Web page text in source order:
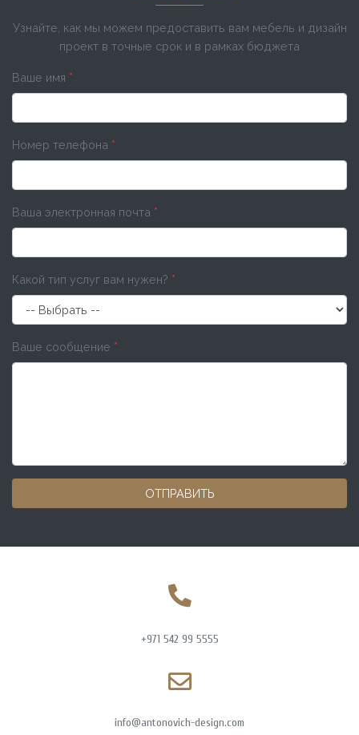
Узнайте, как мы можем предоставить вам мебель и дизайн
проект в точные срок и в рамках бюджета
Ваше имя *
Номер телефона *
Ваша электронная почта *
Какой тип услуг вам нужен? *
Ваше сообщение *
ОТПРАВИТЬ
+971 542 99 5555
info@antonovich-design.com